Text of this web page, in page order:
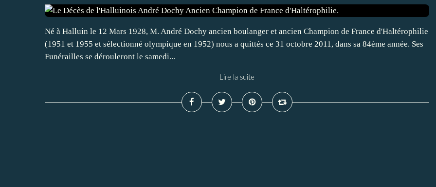
Né à Halluin le 12 Mars 1928, M. André Dochy ancien boulanger et ancien Champion de France d'Haltérophilie
(1951 et 1955 et sélectionné olympique en 1952) nous a quittés ce 31 octobre 2011, dans sa 84ème année. Ses
Funérailles se dérouleront le samedi...
Lire la suite